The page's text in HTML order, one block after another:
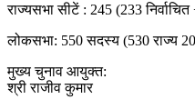
राज्यसभा सीटें : 245 (233
लोकसभा: 550 सदस्य (530 राज्य
मुख्य चुनाव आयुक्त:
श्री राजीव कुमार